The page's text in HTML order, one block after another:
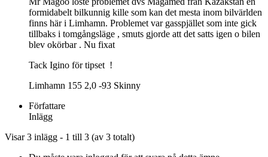
formidabelt bilkunnig kille som kan det mesta inom bilvärlden
finns här i Limhamn. Problemet var gasspjället som inte gick
tillbaks i tomgångsläge , smuts gjorde att det satts igen o bilen
blev okörbar . Nu fixat
Tack Igino för tipset !
Limhamn 155 2,0 -93 Skinny
Författare
Inlägg
Visar 3 inlägg - 1 till 3 (av 3 totalt)